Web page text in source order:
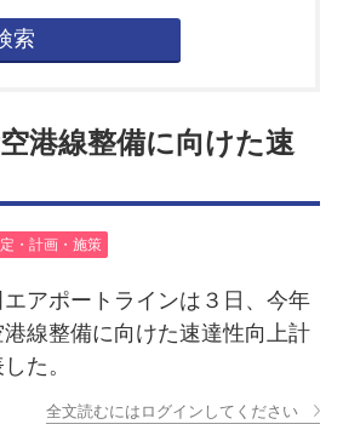
索
港線整備に向けた速
・計画・施策
アポートラインは３日、今年
線整備に向けた速達性向上計
た。
全文読むにはログインしてください